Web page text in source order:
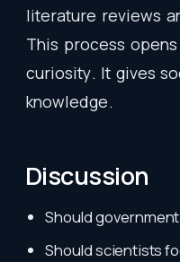
literature reviews
This process opens
curiosity. It gives
knowledge.
Discussion
Should
Should scientists